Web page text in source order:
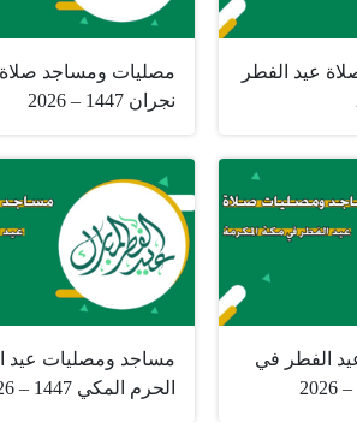
عيد الفطر
مصليات ومساجد صلاة
نجران 1447 – 2026
الفطر في
مساجد ومصليات عيد
الحرم المكي 1447 – 2026